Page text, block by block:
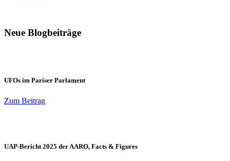
Neue Blogbeiträge
UFOs im Pariser Parlament
Zum Beitrag
UAP-Bericht 2025 der AARO, Facts & Figures